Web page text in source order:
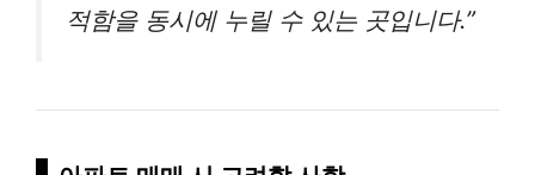
적함을 동시에 누릴 수 있는 곳입니다.”